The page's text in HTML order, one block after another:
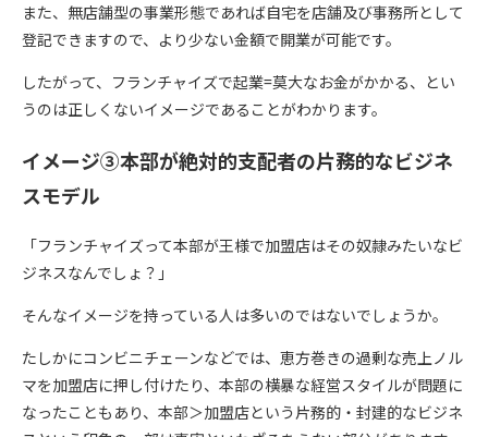
また、無店舗型の事業形態であれば自宅を店舗及び事務所として
登記できますので、より少ない金額で開業が可能です。
したがって、フランチャイズで起業=莫大なお金がかかる、とい
うのは正しくないイメージであることがわかります。
イメージ③本部が絶対的支配者の片務的なビジネ
スモデル
「フランチャイズって本部が王様で加盟店はその奴隷みたいなビ
ジネスなんでしょ？」
そんなイメージを持っている人は多いのではないでしょうか。
たしかにコンビニチェーンなどでは、恵方巻きの過剰な売上ノル
マを加盟店に押し付けたり、本部の横暴な経営スタイルが問題に
なったこともあり、本部＞加盟店という片務的・封建的なビジネ